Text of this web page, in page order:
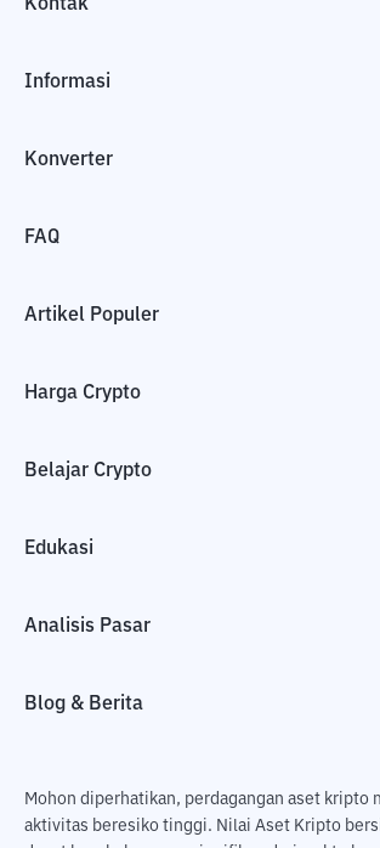
Kontak
Informasi
Konverter
FAQ
Artikel Populer
Harga Crypto
Belajar Crypto
Edukasi
Analisis Pasar
Blog & Berita
Mohon diperhatikan, perdagangan aset kripto
aktivitas beresiko tinggi. Nilai Aset Kripto